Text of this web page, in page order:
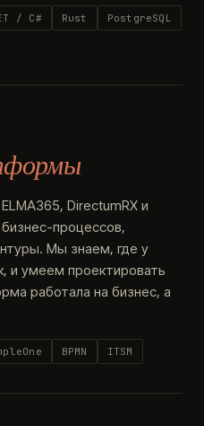
/ C# Rust
PostgreSQL
DirectumRX и
процессов,
Мы знаем, где у
и умеем проектировать
работала на бизнес, а
BPMN ITSM